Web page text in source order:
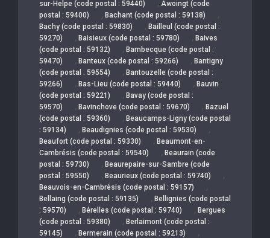
sur-Helpe (code postal : 59440)
, Awoingt (code
postal : 59400)
, Bachant (code postal : 59138) ,
Bachy (code postal : 59830) , Bailleul (code postal :
59270)
, Baisieux (code postal : 59780) , Baives
(code postal : 59132)
, Bambecque (code postal :
59470)
, Banteux (code postal : 59266) , Bantigny
(code postal : 59554)
, Bantouzelle (code postal :
59266)
, Bas-Lieu (code postal : 59440) , Bauvin
(code postal : 59221)
, Bavay (code postal :
59570)
, Bavinchove (code postal : 59670) , Bazuel
(code postal : 59360)
, Beaucamps-Ligny (code postal
: 59134)
, Beaudignies (code postal : 59530) ,
Beaufort (code postal : 59330) , Beaumont-en-
Cambrésis (code postal : 59540)
, Beaurain (code
postal : 59730)
, Beaurepaire-sur-Sambre (code
postal : 59550)
, Beaurieux (code postal : 59740) ,
Beauvois-en-Cambrésis (code postal : 59157) ,
Bellaing (code postal : 59135) , Bellignies (code postal
: 59570)
, Bérelles (code postal : 59740) , Bergues
(code postal : 59380)
, Berlaimont (code postal :
59145)
, Bermerain (code postal : 59213) ,